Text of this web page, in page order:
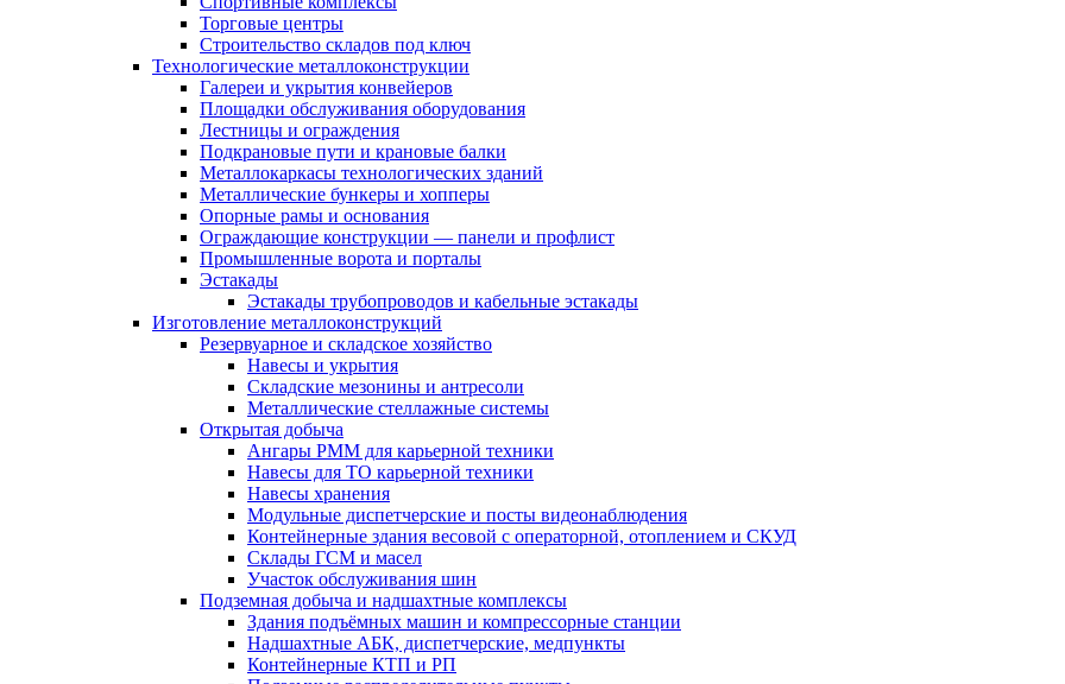
Торговые центры
Строительство складов под ключ
Технологические металлоконструкции
Галереи и укрытия конвейеров
Площадки обслуживания оборудования
Лестницы и ограждения
Подкрановые пути и крановые балки
Металлокаркасы технологических зданий
Металлические бункеры и хопперы
Опорные рамы и основания
Ограждающие конструкции — панели и профлист
Промышленные ворота и порталы
Эстакады
Эстакады трубопроводов и кабельные эстакады
Изготовление металлоконструкций
Резервуарное и складское хозяйство
Навесы и укрытия
Складские мезонины и антресоли
Металлические стеллажные системы
Открытая добыча
Ангары РММ для карьерной техники
Навесы для ТО карьерной техники
Навесы хранения
Модульные диспетчерские и посты видеонаблюдения
Контейнерные здания весовой с операторной, отоплением и СКУД
Склады ГСМ и масел
Участок обслуживания шин
Подземная добыча и надшахтные комплексы
Здания подъёмных машин и компрессорные станции
Надшахтные АБК, диспетчерские, медпункты
Контейнерные КТП и РП